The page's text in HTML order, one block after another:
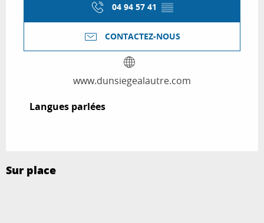
04 94 57 41 ▒▒
CONTACTEZ-NOUS
www.dunsiegealautre.com
Langues parlées
Langues parlées
Sur place